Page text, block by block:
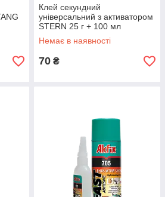
Клей секундний
універсальний з активатором
STERN 25 г + 100 мл
Немає в наявності
70 ₴